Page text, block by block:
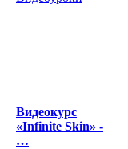
Видеокурс
«Infinite Skin» -
…